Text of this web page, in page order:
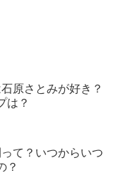
原さとみが好き？
は？
て？いつからいつ
？